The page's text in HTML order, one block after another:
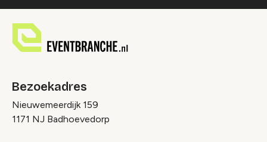
Bezoekadres
Nieuwemeerdijk 159
1171 NJ Badhoevedorp